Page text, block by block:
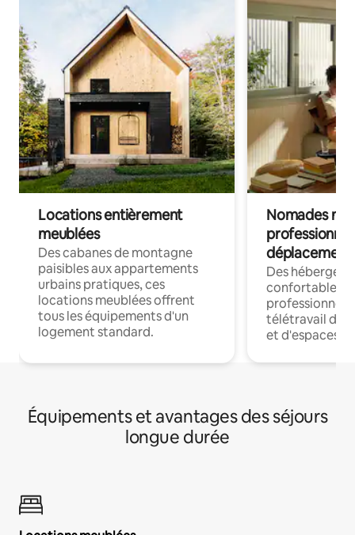
Locations entièrement
meublées
Des cabanes de montagne
paisibles aux appartements
urbains pratiques, ces
locations meublées offrent
tous les équipements d'un
logement standard.
Nomades
déplacement
Des
confortables
professionnels
télétravail
et d'espaces
Équipements et avantages des séjours
longue durée